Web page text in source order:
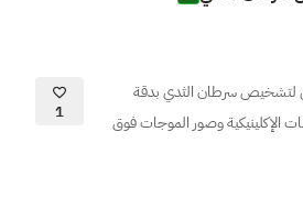
لتشخيص سرطان الثدي بدقة
الإكلينيكية وصور الموجات فوق
1